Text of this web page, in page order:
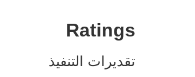
Ratings
تقديرات التنفيذ